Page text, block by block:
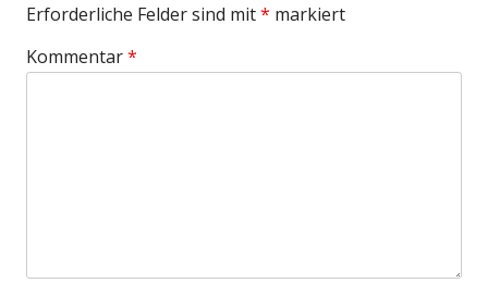
Erforderliche Felder sind mit* markiert
Kommentar*